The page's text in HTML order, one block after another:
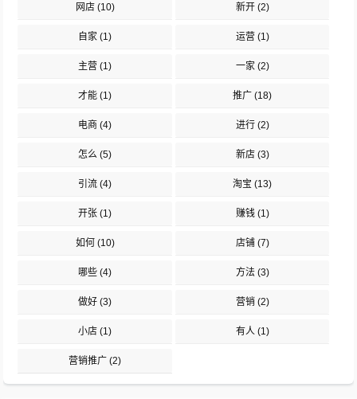
网店(10) 新开(2)
自家 (1) 运营 (1)
主营 (1) 一家(2)
才能 (1) 推广 (18)
电商 (4) 进行(2)
怎么 (5) 新店(3)
引流 (4) 淘宝 (13)
开张 (1) 赚钱(1)
如何 (10) 店铺(7)
哪些 (4) 方法(3)
做好 (3) 营销 (2)
小店 (1) 有人(1)
营销推广 (2)